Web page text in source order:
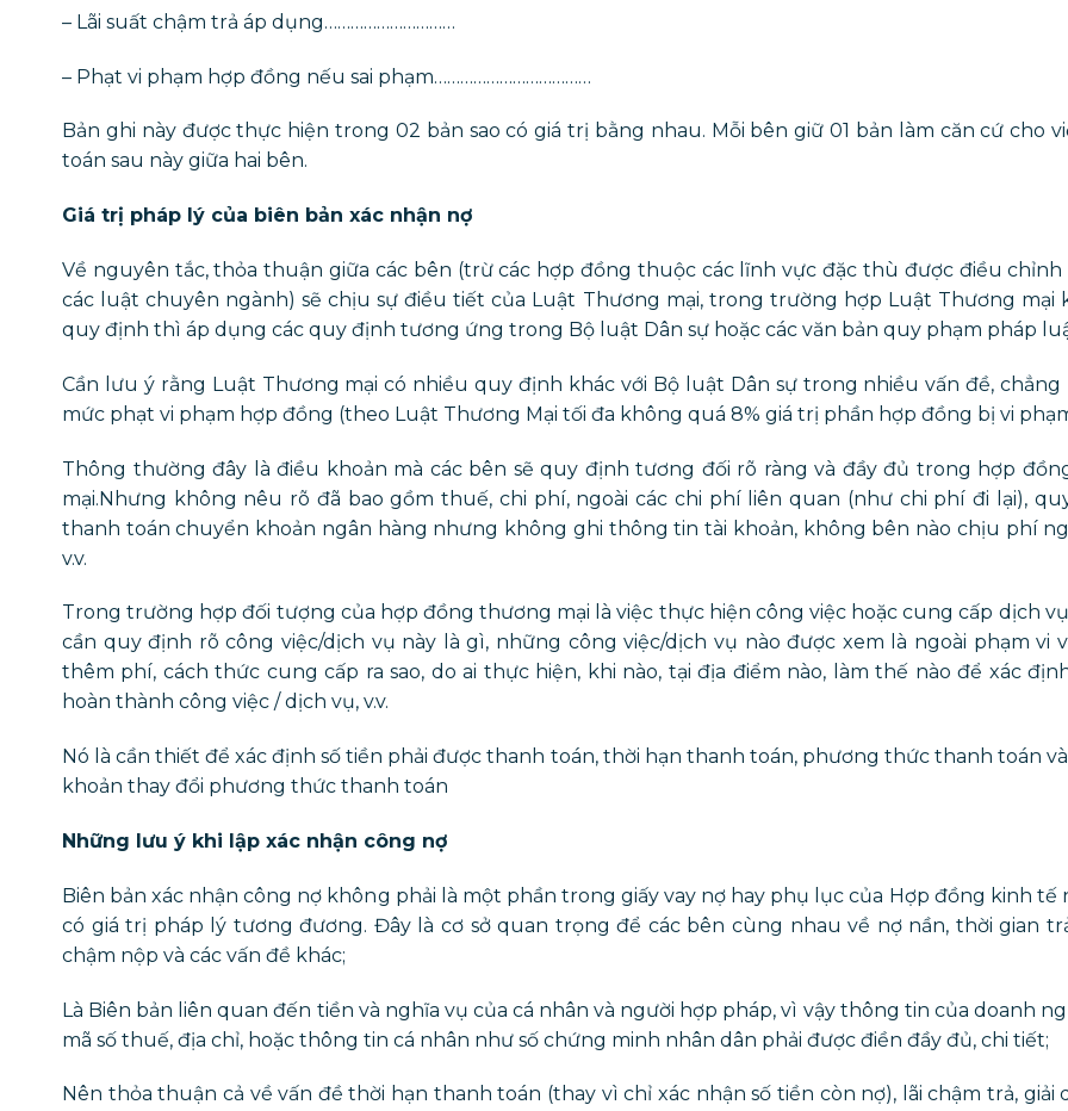
– Lãi suất chậm trả áp dụng…………………………
– Phạt vi phạm hợp đồng nếu sai phạm………………………………
Bản ghi này được thực hiện trong 02 bản sao có giá trị bằng nhau. Mỗi bên giữ 01 bản làm căn cứ cho
toán sau này giữa hai bên.
Giá trị pháp lý của biên bản xác nhận nợ
Về nguyên tắc, thỏa thuận giữa các bên (trừ các hợp đồng thuộc các lĩnh vực đặc thù được điều chỉnh
các luật chuyên ngành) sẽ chịu sự điều tiết của Luật Thương mại, trong trường hợp Luật Thương mại
quy định thì áp dụng các quy định tương ứng trong Bộ luật Dân sự hoặc các văn bản quy phạm pháp
Cần lưu ý rằng Luật Thương mại có nhiều quy định khác với Bộ luật Dân sự trong nhiều vấn đề, chẳng
mức phạt vi phạm hợp đồng (theo Luật Thương Mại tối đa không quá 8% giá trị phần hợp đồng bị vi
Thông thường đây là điều khoản mà các bên sẽ quy định tương đối rõ ràng và đầy đủ trong hợp
mại.Nhưng không nêu rõ đã bao gồm thuế, chi phí, ngoài các chi phí liên quan (như chi phí đi lại),
thanh toán chuyển khoản ngân hàng nhưng không ghi thông tin tài khoản, không bên nào chịu phí
v.v.
Trong trường hợp đối tượng của hợp đồng thương mại là việc thực hiện công việc hoặc cung cấp dịch
cần quy định rõ công việc/dịch vụ này là gì, những công việc/dịch vụ nào được xem là ngoài phạm vi
thêm phí, cách thức cung cấp ra sao, do ai thực hiện, khi nào, tại địa điểm nào, làm thế nào để xác
hoàn thành công việc / dịch vụ, v.v.
Nó là cần thiết để xác định số tiền phải được thanh toán, thời hạn thanh toán, phương thức thanh toán
khoản thay đổi phương thức thanh toán
Những lưu ý khi lập xác nhận công nợ
Biên bản xác nhận công nợ không phải là một phần trong giấy vay nợ hay phụ lục của Hợp đồng kinh tế
có giá trị pháp lý tương đương. Đây là cơ sở quan trọng để các bên cùng nhau về nợ nần, thời gian
chậm nộp và các vấn đề khác;
Là Biên bản liên quan đến tiền và nghĩa vụ của cá nhân và người hợp pháp, vì vậy thông tin của doanh
mã số thuế, địa chỉ, hoặc thông tin cá nhân như số chứng minh nhân dân phải được điền đầy đủ, chi tiết;
Nên thỏa thuận cả về vấn đề thời hạn thanh toán (thay vì chỉ xác nhận số tiền còn nợ), lãi chậm trả, giải